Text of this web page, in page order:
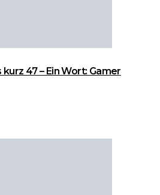
kurz 47 – Ein Wort: Gamer